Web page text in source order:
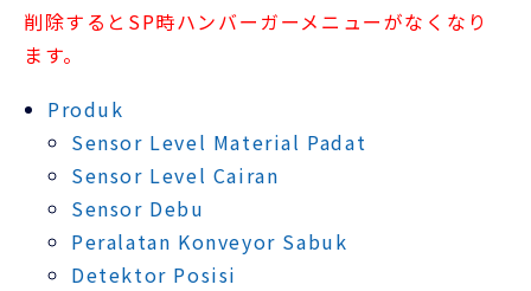
削除するとSP時ハンバーガーメニューがなくなり
ます。
Produk
Sensor Level Material Padat
Sensor Level Cairan
Sensor Debu
Peralatan Konveyor Sabuk
Detektor Posisi